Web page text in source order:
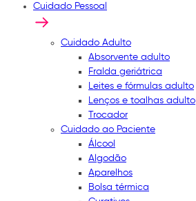
Cuidado Pessoal
Cuidado Adulto
Absorvente adulto
Fralda geriátrica
Leites e fórmulas adulto
Lenços e toalhas adulto
Trocador
Cuidado ao Paciente
Álcool
Algodão
Aparelhos
Bolsa térmica